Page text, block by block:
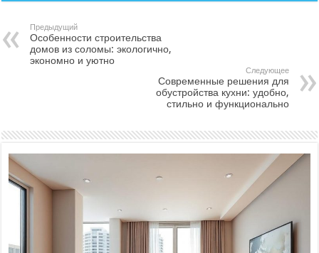
Предыдущий
Особенности строительства
домов из соломы: экологично,
экономно и уютно
Следующее
Современные решения для
обустройства кухни: удобно,
стильно и функционально